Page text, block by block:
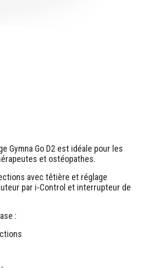
Gymna Go D2 est idéale pour les
et ostéopathes.
avec têtière et réglage
par i-Control et interrupteur de
: